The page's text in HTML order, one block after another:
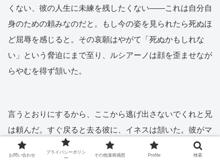
くない、彼の人生に未練を残したくない——これは自分自
身のための頼みなのだと。もし今の姿を見られたら死ぬほ
ど屈辱を感じると。その哀願はやがて「死ぬかもしれな
い」という脅迫にまで至り、ルシアーノは顔を歪ませなが
らやむを得ず頷いた。
言うとおりにするから、ここから逃げ出さないでくれと兄
は頼んだ。すぐ戻ると去る彼に、イネスは頷いた。彼がマ
ルベーリャに到着してから、優に半日は過ぎた頃だった。
お問い合わせ
プライバシーポリシ
ー
その他漫画感想 Profile 検索